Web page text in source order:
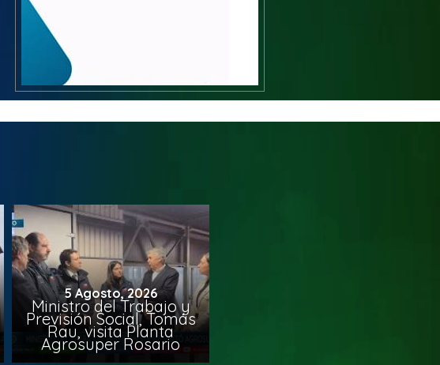
5 Agosto, 2026
Ministro del Trabajo y
Previsión Social, Tomás
Rau, visita Planta
Agrosuper Rosario